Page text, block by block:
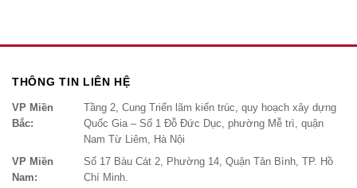
THÔNG TIN LIÊN HỆ
VP Miền
Bắc:
Tầng 2, Cung Triển lãm kiến trúc, quy hoạch xây dựng
Quốc Gia – Số 1 Đỗ Đức Dục, phường Mễ trì, quận
Nam Từ Liêm, Hà Nội
VP Miền
Nam:
Số 17 Bàu Cát 2, Phường 14, Quận Tân Bình, TP. Hồ
Chí Minh.